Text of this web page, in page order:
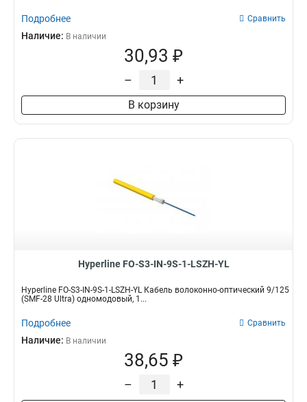
Подробнее Сравнить
Наличие: В наличии
30,93 ₽
– +
В корзину
Hyperline FO-S3-IN-9S-1-LSZH-YL
Hyperline FO-S3-IN-9S-1-LSZH-YL Кабель волоконно-оптический 9/125
(SMF-28 Ultra) одномодовый, 1...
Подробнее Сравнить
Наличие: В наличии
38,65 ₽
– +